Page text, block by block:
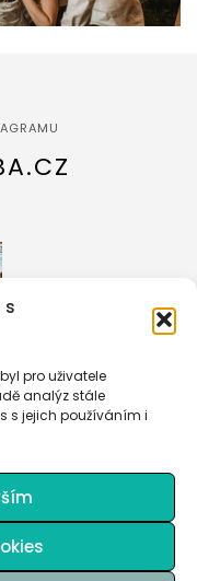
s
pro uživatele
analýz stále
s jejich používáním i
JiriWasserbauer.cz